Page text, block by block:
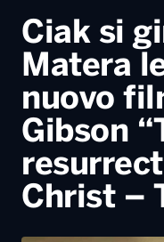
Ciak si
Matera
nuovo
Gibson
Christ –